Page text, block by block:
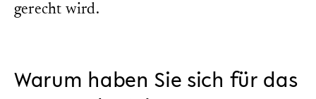
gerecht wird.
Warum haben Sie sich für das